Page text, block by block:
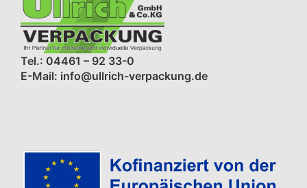
Tel.: 04461 – 92 33-0
E-Mail: info@ullrich-verpackung.de